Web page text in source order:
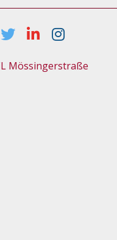
Mössingerstraße